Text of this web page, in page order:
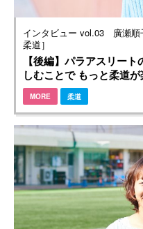
インタビュー vol.03 廣瀬順
柔道］
【後編】パラアスリー
しむことで もっと柔道が
MORE 柔道